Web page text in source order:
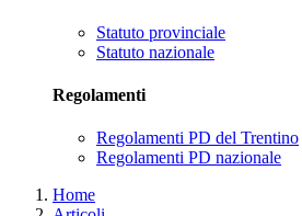
Statuto provinciale
Statuto nazionale
Regolamenti
Regolamenti PD del Trentino
Regolamenti PD nazionale
Home